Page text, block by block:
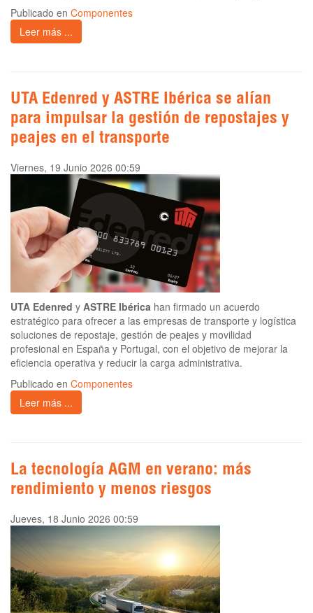
Publicado en Componentes
Leer más ...
UTA Edenred y ASTRE Ibérica se alían
para impulsar la gestión de repostajes y
peajes en el transporte
Viernes, 19 Junio 2026 00:59
UTA Edenred y ASTRE Ibérica han firmado un acuerdo
estratégico para ofrecer a las empresas de transporte y logística
soluciones de repostaje, gestión de peajes y movilidad
profesional en España y Portugal, con el objetivo de mejorar la
eficiencia operativa y reducir la carga administrativa.
Publicado en Componentes
Leer más ...
La tecnología AGM en verano: más
rendimiento y menos riesgos
Jueves, 18 Junio 2026 00:59